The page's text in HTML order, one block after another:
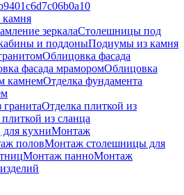
зеркалаСтолешницы под
и поддоныПодиумы из камня
Облицовка фасада
фасада мраморомОблицовка
камнемОтделка фундамента
Отделка плиткой из
из сланца
кухниМонтаж
половМонтаж столешницы для
Монтаж панноМонтаж